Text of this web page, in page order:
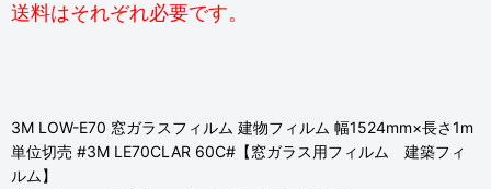
送料はそれぞれ必要です。
3M LOW-E70 窓ガラスフィルム 建物フィルム 幅1524mm×長さ1m
単位切売 #3M LE70CLAR 60C#【窓ガラス用フィルム 建築フィ
ルム】